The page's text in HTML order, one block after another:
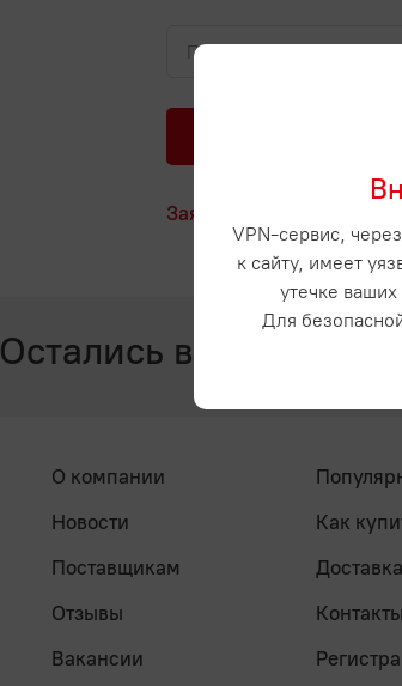
Заявка на регистрацию
Остались вопросы?
О компании
Новости
Поставщикам
Отзывы
Вакансии
Как
Доставка
Контакты
VPN-сервис,
к сайту, имеет
утечке
Для